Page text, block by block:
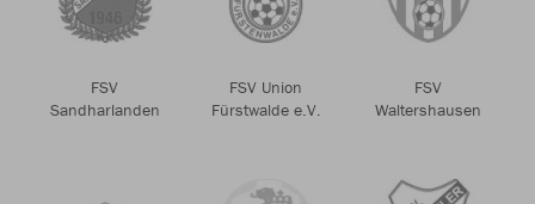
FSV
Sandharlanden
FSV Union
Fürstwalde e.V.
FSV
Waltershausen